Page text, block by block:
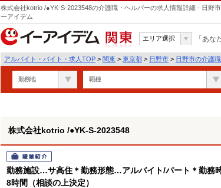
株式会社kotrio /●YK-S-2023548の介護職・ヘルパーの求人情報詳細 - 日野
ーアイデム
関東
エリア選択 「あ
アルバイト・バイト・求人TOP > 関東 > 東京都 > 日野市 > 日野市の介護
勤務地 職種
株式会社kotrio /●YK-S-2023548
職業紹介
勤務施設…サ高住＊勤務形態…アルバイト/パート＊勤務
8時間（相談の上決定）